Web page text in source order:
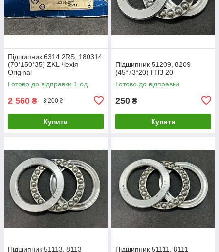
Підшипник 6314 2RS, 180314
(70*150*35) ZKL Чехія
Original
Готово до відправки 1 од.
2 560 ₴ 3 200 ₴
Купити
Підшипник 51209, 8209
(45*73*20) ГПЗ 20
Готово до відправки
250 ₴
Купити
Підшипник 51113, 8113
Підшипник 51111, 8111